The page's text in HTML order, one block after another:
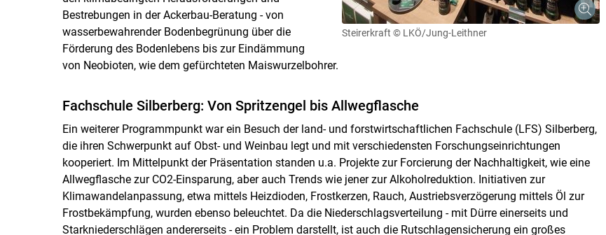
Steirerkraft © LKÖ/Jung-Leithner
Bestrebungen in der Ackerbau-Beratung - von
wasserbewahrender Bodenbegrünung über die
Förderung des Bodenlebens bis zur Eindämmung
von Neobioten, wie dem gefürchteten Maiswurzelbohrer.
Fachschule Silberberg: Von Spritzengel bis Allwegflasche
Ein weiterer Programmpunkt war ein Besuch der land- und forstwirtschaftlichen Fachschule (LFS) Silberberg,
die ihren Schwerpunkt auf Obst- und Weinbau legt und mit verschiedensten Forschungseinrichtungen
kooperiert. Im Mittelpunkt der Präsentation standen u.a. Projekte zur Forcierung der Nachhaltigkeit, wie eine
Allwegflasche zur CO2-Einsparung, aber auch Trends wie jener zur Alkoholreduktion. Initiativen zur
Klimawandelanpassung, etwa mittels Heizdioden, Frostkerzen, Rauch, Austriebsverzögerung mittels Öl zur
Frostbekämpfung, wurden ebenso beleuchtet. Da die Niederschlagsverteilung - mit Dürre einerseits und
Starkniederschlägen andererseits - ein Problem darstellt, ist auch die Rutschlagensicherung ein großes